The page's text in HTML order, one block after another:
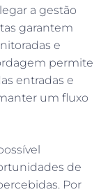
a gestão
garantem
e
permite
entradas e
um fluxo
de
Por